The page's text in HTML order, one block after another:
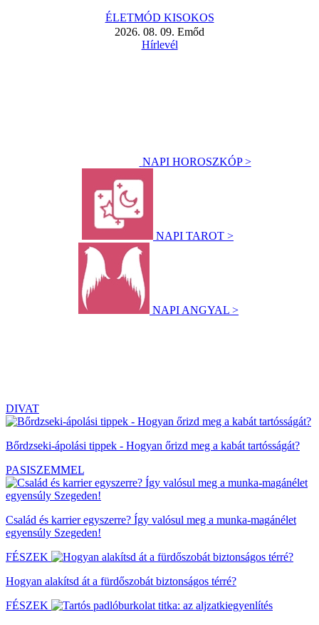
ÉLETMÓD KISOKOS
2026. 08. 09. Emőd
Hírlevél
NAPI HOROSZKÓP >
NAPI TAROT >
NAPI ANGYAL >
DIVAT
Bőrdzseki-ápolási tippek - Hogyan őrizd meg a kabát tartósságát?
PASISZEMMEL
Család és karrier egyszerre? Így valósul meg a munka-magánélet
egyensúly Szegeden!
FÉSZEK
Hogyan alakítsd át a fürdőszobát biztonságos térré?
FÉSZEK